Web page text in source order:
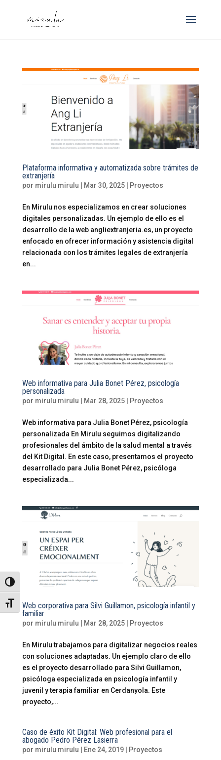
Alternar alto contraste
Alternar tamaño de letra
Plataforma informativa y automatizada sobre trámites de
extranjería
por mirulu mirulu Mar 30, 2025| Proyectos
En Mirulu nos especializamos en crear soluciones
digitales personalizadas. Un ejemplo de ello es el
desarrollo de la web angliextranjeria.es, un proyecto
enfocado en ofrecer información y asistencia digital
relacionada con los trámites legales de extranjería
en...
Web informativa para Julia Bonet Pérez, psicología
personalizada
por mirulu mirulu Mar 28, 2025| Proyectos
Web informativa para Julia Bonet Pérez, psicología
personalizada En Mirulu seguimos digitalizando
profesionales del ámbito de la salud mental a través
del Kit Digital. En este caso, presentamos el proyecto
desarrollado para Julia Bonet Pérez, psicóloga
especializada...
Web corporativa para Silvi Guillamon, psicología infantil y
familiar
por mirulu mirulu Mar 28, 2025| Proyectos
En Mirulu trabajamos para digitalizar negocios reales
con soluciones adaptadas. Un ejemplo claro de ello
es el proyecto desarrollado para Silvi Guillamon,
psicóloga especializada en psicología infantil y
juvenil y terapia familiar en Cerdanyola. Este
proyecto,...
Caso de éxito Kit Digital: Web profesional para el
abogado Pedro Pérez Lasierra
por mirulu mirulu Ene 24, 2019| Proyectos